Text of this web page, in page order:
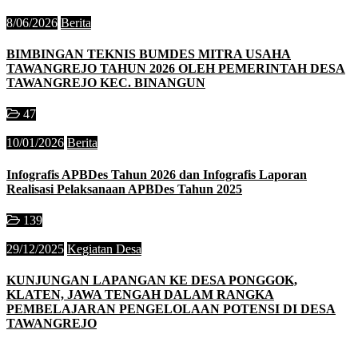
8/06/2026 Berita
BIMBINGAN TEKNIS BUMDES MITRA USAHA
TAWANGREJO TAHUN 2026 OLEH PEMERINTAH DESA
TAWANGREJO KEC. BINANGUN
47
10/01/2026 Berita
Infografis APBDes Tahun 2026 dan Infografis Laporan
Realisasi Pelaksanaan APBDes Tahun 2025
139
29/12/2025 Kegiatan Desa
KUNJUNGAN LAPANGAN KE DESA PONGGOK,
KLATEN, JAWA TENGAH DALAM RANGKA
PEMBELAJARAN PENGELOLAAN POTENSI DI DESA
TAWANGREJO